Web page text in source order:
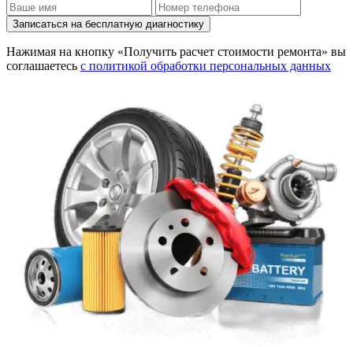
Записаться на бесплатную диагностику
Нажимая на кнопку «Получить расчет стоимости ремонта» вы
соглашаетесь с политикой обработки персональных данных